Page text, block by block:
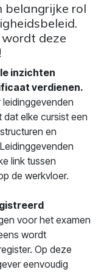
belangrijke rol
deze
inzichten
verdienen.
elke cursist een
en
link tussen
de werkvloer.
voor het examen
wordt
Op deze
eenvoudig